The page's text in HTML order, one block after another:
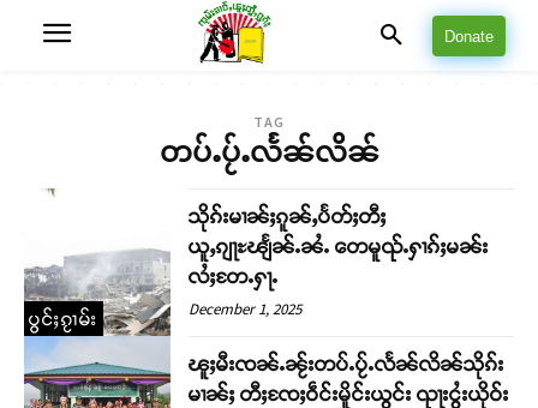
Donate
TAG
တပ်ႉပႂ်ႉလႅၼ်လိၼ်
ပွင်ႈၵႂၢမ်း
သိုၵ်းမၢၼ်ႈၵူၼ်ႇပႅတ်ႈတီႈ
ယူႇၵျႃႊၽျႅၼ်ႉၼႆႉ တေမူၺ်ႉႁၢၵ်ႈမၼ်း
လႆႈတႄႉႁႃႉ
December 1, 2025
ၽူႈမီးၸၼ်ႉၼႂ်းတပ်ႉပႂ်ႉလႅၼ်လိၼ်သိုၵ်း
မၢၼ်ႈ တီႈၸႄႈဝဵင်းမိူင်းယွင်း ၺႃးငွႆးယိုဝ်း